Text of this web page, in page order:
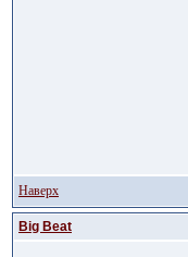
Наверх
Big Beat